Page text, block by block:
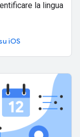
la lingua
iOS